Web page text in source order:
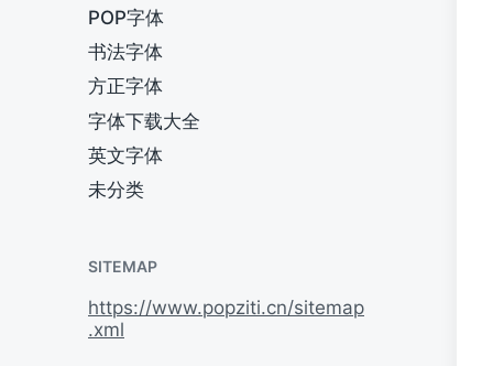
POP字体
书法字体
方正字体
字体下载大全
英文字体
未分类
SITEMAP
https://www.popziti.cn/sitemap
.xml